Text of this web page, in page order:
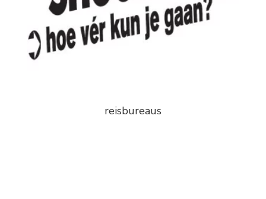
reisbureaus